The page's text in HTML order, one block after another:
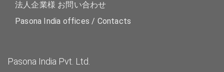
法人企業様 お問い合わせ
Pasona India offices / Contacts
Pasona India Pvt. Ltd.